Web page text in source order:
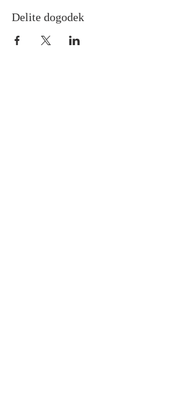
Delite dogodek